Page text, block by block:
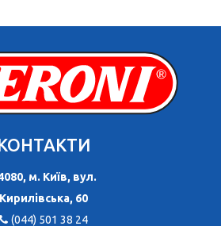
м. Київ, вул.
Кирилівська, 60
(044) 501 38 24